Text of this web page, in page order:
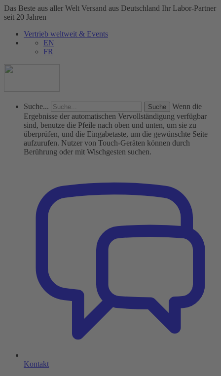
Das Beste aus aller Welt Versand aus Deutschland Ihr Labor-Partner
seit 20 Jahren
Vertrieb weltweit & Events
EN
FR
Suche...
Wenn die
Ergebnisse der automatischen Vervollständigung verfügbar
sind, benutze die Pfeile nach oben und unten, um sie zu
überprüfen, und die Eingabetaste, um die gewünschte Seite
aufzurufen. Nutzer von Touch-Geräten können durch
Berührung oder mit Wischgesten suchen.
Kontakt